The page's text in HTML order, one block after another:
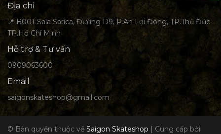
Địa chỉ
📍 B001-Sala Sarica, Đường D9, P.An Lợi Đông, TP.Thủ Đức
TP.Hồ Chí Minh
Hỗ trợ & Tư vấn
0909063600
Email
saigonskateshop@gmail.com
© Bản quyền thuộc về Saigon Skateshop | Cung cấp bởi